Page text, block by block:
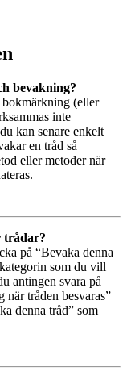
bevakning?
(eller
inte
kan senare enkelt
en tråd så
eller metoder när
trådar?
på “Bevaka denna
som du vill
antingen svara på
när tråden besvaras”
denna tråd” som